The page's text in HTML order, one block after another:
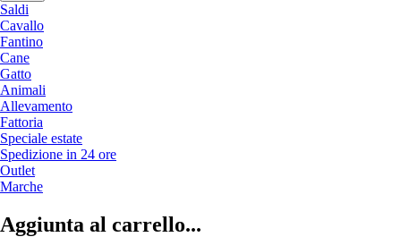
Saldi
Cavallo
Fantino
Cane
Gatto
Animali
Allevamento
Fattoria
Speciale estate
Spedizione in 24 ore
Outlet
Marche
Aggiunta al carrello...